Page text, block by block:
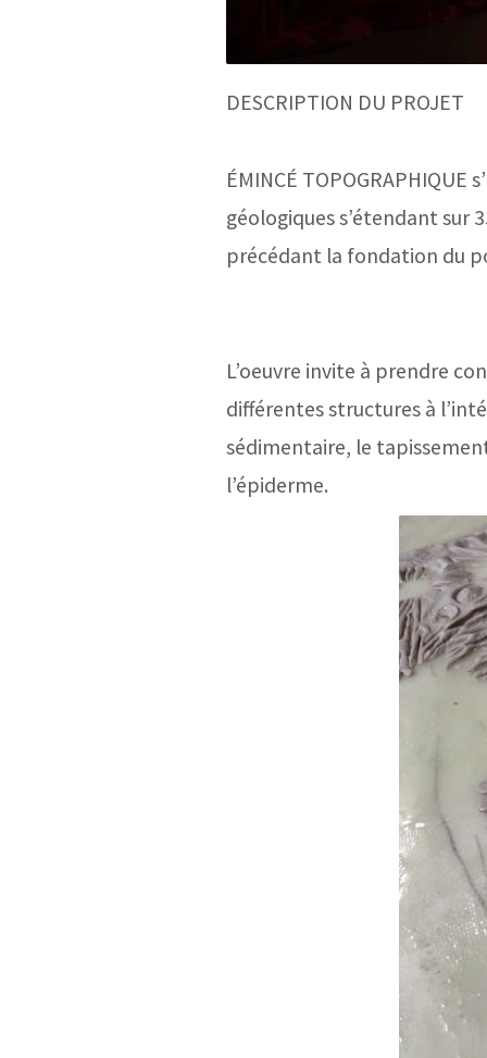
DESCRIPTION DU PROJET
ÉMINCÉ
géologiques s’étendant sur
précédant la fondation du
L’oeuvre invite à prendre
différentes structures à
sédimentaire, le
l’épiderme.